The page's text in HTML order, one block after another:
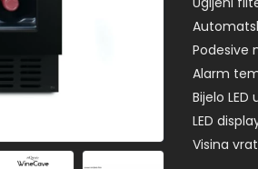
Podesive
Alarm
Bijelo
LED
Visina